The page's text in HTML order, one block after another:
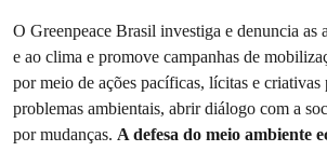
O Greenpeace Brasil investiga e denuncia as
e ao clima e promove campanhas de
por meio de ações pacíficas, lícitas e criativas
problemas ambientais, abrir diálogo com a
por mudanças. A defesa do meio ambiente